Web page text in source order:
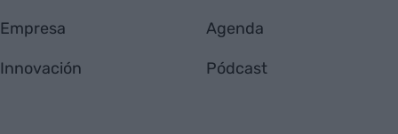
Empresa
Innovación
Agenda
Pódcast